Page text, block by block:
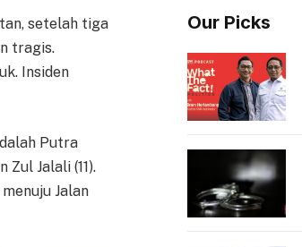
setelah tiga
tragis.
Insiden
Putra
Zul Jalali (11).
Jalan
Our Picks